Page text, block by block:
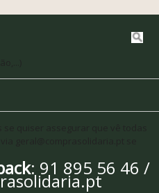
: 91 895 56 46 /